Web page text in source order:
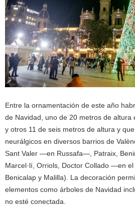
Entre la ornamentación de este año
de Navidad, uno de 20 metros de altura
y otros 11 de seis metros de altura y
neurálgicos en diversos barrios de
Sant Valer —en Russafa—, Patraix,
Marcel·lí, Orriols, Doctor Collado —en
Benicalap y Malilla). La decoración
elementos como árboles de Navidad
no esté conectada.